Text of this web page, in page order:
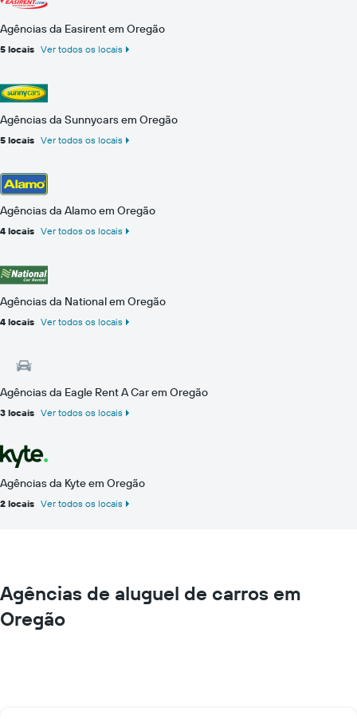
Agências da Easirent em Oregão
5 locais Ver todos os locais
Agências da Sunnycars em Oregão
5 locais Ver todos os locais
Agências da Alamo em Oregão
4 locais Ver todos os locais
Agências da National em Oregão
4 locais Ver todos os locais
Agências da Eagle Rent A Car em Oregão
3 locais Ver todos os locais
Agências da Kyte em Oregão
2 locais Ver todos os locais
Agências de aluguel de carros em
Oregão